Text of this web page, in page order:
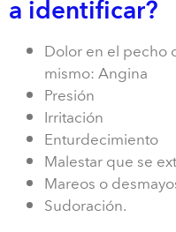
a identificar?
Dolor en el pecho
mismo: Angina
Presión
Irritación
Enturdecimiento
Malestar que se
Mareos o
Sudoración.